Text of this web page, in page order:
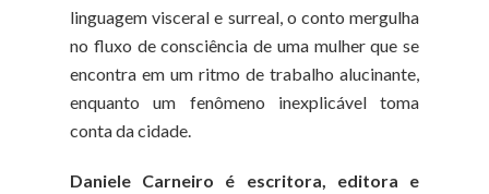
linguagem visceral e surreal, o conto mergulha
no fluxo de consciência de uma mulher que se
encontra em um ritmo de trabalho alucinante,
enquanto um fenômeno inexplicável toma
conta da cidade.
Daniele Carneiro é escritora, editora e